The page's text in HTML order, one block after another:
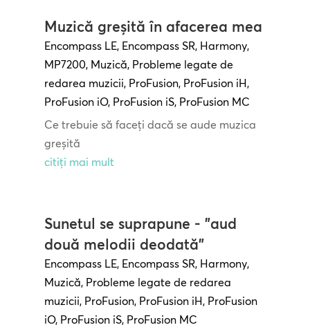
Muzică greșită în afacerea mea
Encompass LE, Encompass SR, Harmony,
MP7200, Muzică, Probleme legate de
redarea muzicii, ProFusion, ProFusion iH,
ProFusion iO, ProFusion iS, ProFusion MC
Ce trebuie să faceți dacă se aude muzica
greșită
citiți mai mult
Sunetul se suprapune - "aud
două melodii deodată"
Encompass LE, Encompass SR, Harmony,
Muzică, Probleme legate de redarea
muzicii, ProFusion, ProFusion iH, ProFusion
iO, ProFusion iS, ProFusion MC